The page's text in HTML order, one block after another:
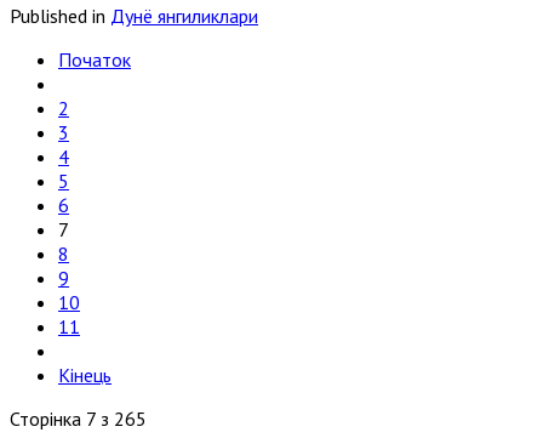
Published in Дунё янгиликлари
Початок
2
3
4
5
6
7
8
9
10
11
Кінець
Сторінка 7 з 265